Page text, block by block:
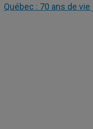
Québec : 70 ans de